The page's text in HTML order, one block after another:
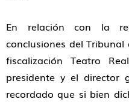
En relación con la
conclusiones del
fiscalización Teatro
presidente y el director
recordado que si bien